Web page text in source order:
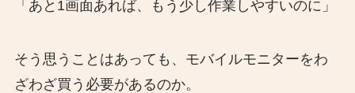
「あと1画面あれば、もう少し作業しやすいのに」
そう思うことはあっても、モバイルモニターをわ
ざわざ買う必要があるのか。